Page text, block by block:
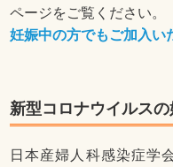
ページをご覧ください。
妊娠中の方でもご加入い
新型コロナウイルス
日本産婦人科感染症学